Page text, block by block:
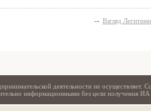
→ Взгляд
деятельности не осуществляет.
информационными без цели получения